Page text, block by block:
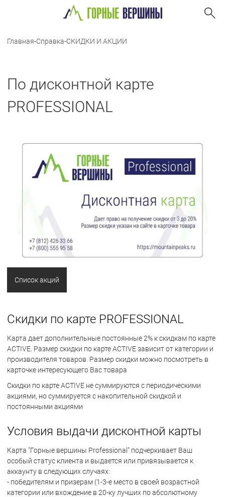
Главная-Справка-СКИДКИ И АКЦИИ
По дисконтной карте
PROFESSIONAL
Список акций
Скидки по карте PROFESSIONAL
Карта дает дополнительные постоянные 2% к скидкам по карте
AСTIVE. Размер скидки по карте ACTIVE зависит от категории и
производителя товаров. Размер скидки можно посмотреть в
карточке интересующего Вас товара
Скидки по карте ACTIVE не суммируются с периодическими
акциями, но суммируется с накопительной скидкой и
постоянными акциями
Условия выдачи дисконтной карты
Карта "Горные вершины Professional" подчеркивает Ваш
особый статус клиента и выдается или привязывается к
аккаунту в следующих случаях:
- победителям и призерам (1-3-е место в своей возрастной
категории или вхождение в 20-ку лучших по абсолютному